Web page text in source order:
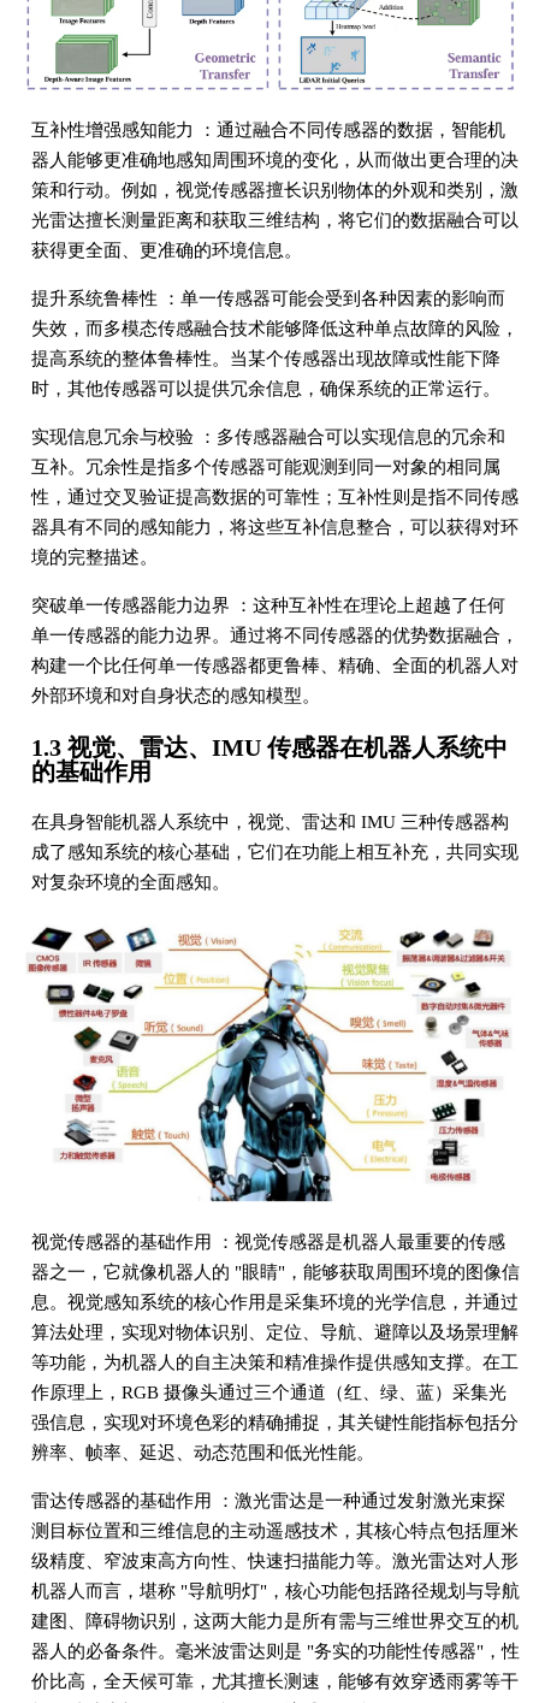
互补性增强感知能力 ：通过融合不同传感器的数据，智能机
器人能够更准确地感知周围环境的变化，从而做出更合理的决
策和行动。例如，视觉传感器擅长识别物体的外观和类别，激
光雷达擅长测量距离和获取三维结构，将它们的数据融合可以
获得更全面、更准确的环境信息。
提升系统鲁棒性 ：单一传感器可能会受到各种因素的影响而
失效，而多模态传感融合技术能够降低这种单点故障的风险，
提高系统的整体鲁棒性。当某个传感器出现故障或性能下降
时，其他传感器可以提供冗余信息，确保系统的正常运行。
实现信息冗余与校验 ：多传感器融合可以实现信息的冗余和
互补。冗余性是指多个传感器可能观测到同一对象的相同属
性，通过交叉验证提高数据的可靠性；互补性则是指不同传感
器具有不同的感知能力，将这些互补信息整合，可以获得对环
境的完整描述。
突破单一传感器能力边界 ：这种互补性在理论上超越了任何
单一传感器的能力边界。通过将不同传感器的优势数据融合，
构建一个比任何单一传感器都更鲁棒、精确、全面的机器人对
外部环境和对自身状态的感知模型。
1.3 视觉、雷达、IMU 传感器在机器人系统中
的基础作用
在具身智能机器人系统中，视觉、雷达和 IMU 三种传感器构
成了感知系统的核心基础，它们在功能上相互补充，共同实现
对复杂环境的全面感知。
视觉传感器的基础作用 ：视觉传感器是机器人最重要的传感
器之一，它就像机器人的 "眼睛"，能够获取周围环境的图像信
息。视觉感知系统的核心作用是采集环境的光学信息，并通过
算法处理，实现对物体识别、定位、导航、避障以及场景理解
等功能，为机器人的自主决策和精准操作提供感知支撑。在工
作原理上，RGB 摄像头通过三个通道（红、绿、蓝）采集光
强信息，实现对环境色彩的精确捕捉，其关键性能指标包括分
辨率、帧率、延迟、动态范围和低光性能。
雷达传感器的基础作用 ：激光雷达是一种通过发射激光束探
测目标位置和三维信息的主动遥感技术，其核心特点包括厘米
级精度、窄波束高方向性、快速扫描能力等。激光雷达对人形
机器人而言，堪称 "导航明灯"，核心功能包括路径规划与导航
建图、障碍物识别，这两大能力是所有需与三维世界交互的机
器人的必备条件。毫米波雷达则是 "务实的功能性传感器"，性
价比高，全天候可靠，尤其擅长测速，能够有效穿透雨雾等干